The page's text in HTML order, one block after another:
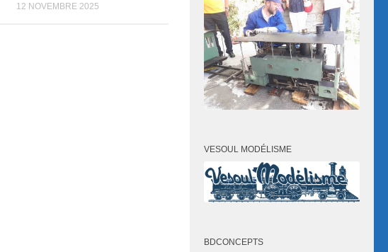
12 NOVEMBRE 2025
VESOUL MODÉLISME
BDCONCEPTS